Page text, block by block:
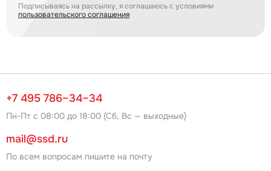
Подписываясь на рассылку, я соглашаюсь с условиями
пользовательского соглашения
+7 495 786–34–34
Пн-Пт с 08:00 до 18:00 (Сб, Вс — выходные)
mail@ssd.ru
По всем вопросам пишите на почту